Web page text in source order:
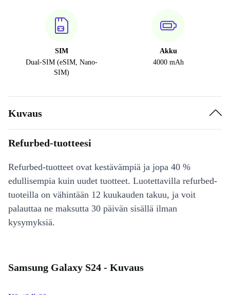
SIM
Dual-SIM (eSIM, Nano-
SIM)
Akku
4000 mAh
Kuvaus
Refurbed-tuotteesi
Refurbed-tuotteet ovat kestävämpiä ja jopa 40 %
edullisempia kuin uudet tuotteet. Luotettavilla refurbed-
tuoteilla on vähintään 12 kuukauden takuu, ja voit
palauttaa ne maksutta 30 päivän sisällä ilman
kysymyksiä.
Samsung Galaxy S24 - Kuvaus